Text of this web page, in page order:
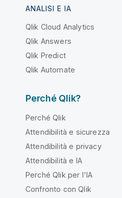
ANALISI E IA
Qlik Cloud Analytics
Qlik Answers
Qlik Predict
Qlik Automate
Perché Qlik?
Perché Qlik
Attendibilità e sicurezza
Attendibilità e privacy
Attendibilità e IA
Perché Qlik per l'IA
Confronto con Qlik